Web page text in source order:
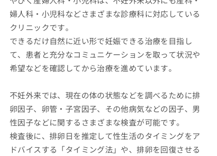
婦人科・小児科などさまざまな診療科に対応している
クリニックです。
できるだけ自然に近い形で妊娠できる治療を目指し
て、患者と充分なコミュニケーションを取って状況や
希望などを確認してから治療を進めています。
不妊外来では、現在の体の状態などを調べるために排
卵因子、卵管・子宮因子、その他病気などの因子、男
性因子などに関するさまざまな検査が可能です。
検査後に、排卵日を推定して性生活のタイミングをア
ドバイスする「タイミング法」や、排卵を回復させる